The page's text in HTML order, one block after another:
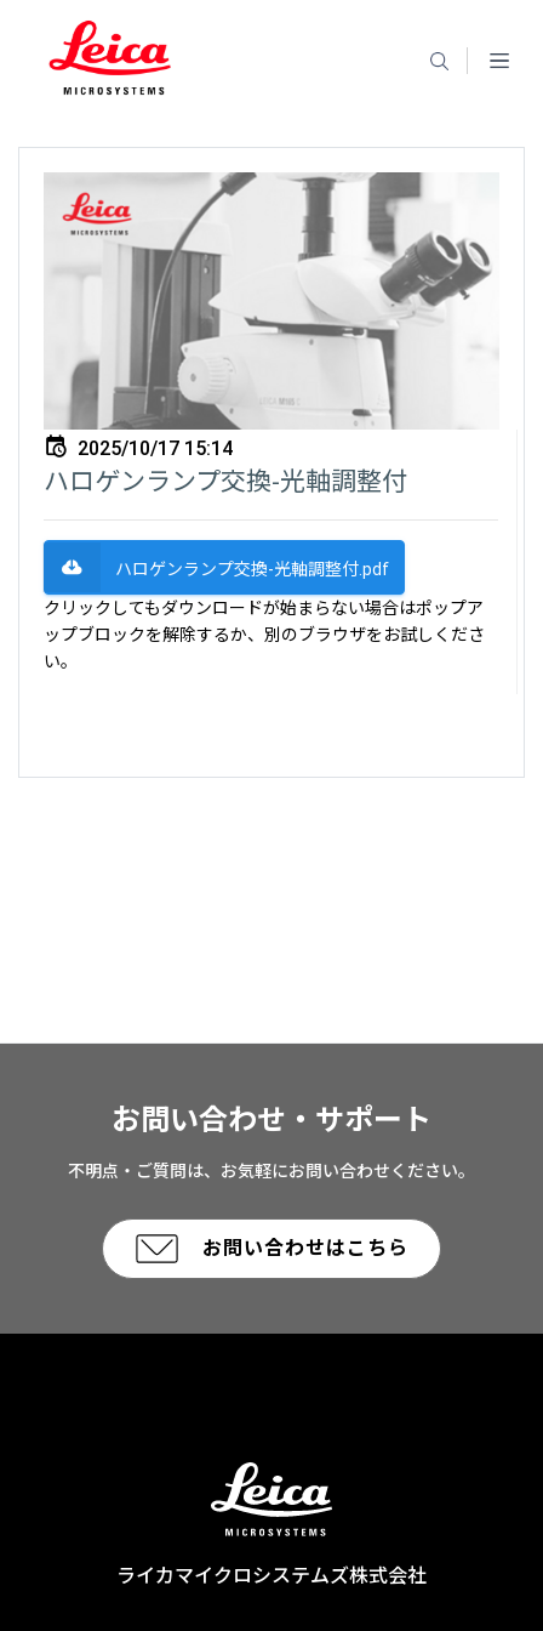
2025/10/17 15:14
ハロゲンランプ交換-光軸調整付
ハロゲンランプ交換-光軸調整付.pdf
クリックしてもダウンロードが始まらない場合はポップア
ップブロックを解除するか、別のブラウザをお試しくださ
い。
お問い合わせ・サポート
不明点・ご質問は、お気軽にお問い合わせください。
お問い合わせはこちら
ライカマイクロシステムズ株式会社